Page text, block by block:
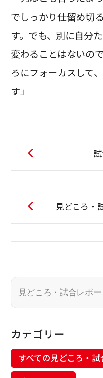
でしっかり仕留め切
す。でも、別に自分
変わることはないの
ろにフォーカスして
す」
見どころ・
カテゴリー
すべての見どころ・試